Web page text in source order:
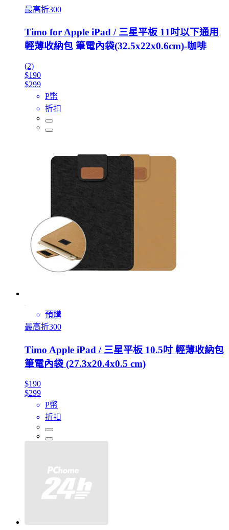
最高折300
Timo for Apple iPad / 三星平板 11吋以下通用
輕薄收納包 筆電內袋(32.5x22x0.6cm)-咖啡
(2)
$190
$299
P幣
折扣
預購
最高折300
Timo Apple iPad / 三星平板 10.5吋 輕薄收納包
筆電內袋 (27.3x20.4x0.5 cm)
$190
$299
P幣
折扣